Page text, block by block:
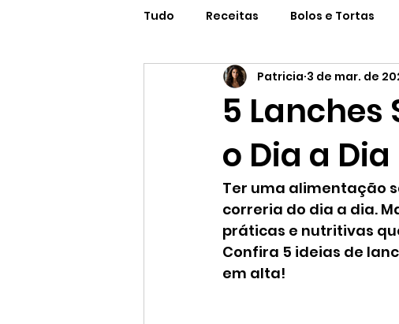
Tudo Receitas Bolos e Tortas
Supermercado online Estilo de
5 Lanches
o Dia a Dia
Patricia 3 de mar. de
Ter uma alimentação
correria do dia a dia.
práticas e nutritivas
Confira 5 ideias de
em alta!